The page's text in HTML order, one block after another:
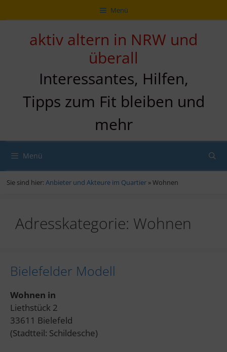
Inhalt
zur
Navigation
Inhalt
Menü
aktiv altern in NRW und
überall
Interessantes, Hilfen,
Tipps zum Fit bleiben und
mehr
Menü
Sie sind hier: Anbieter und Akteure im Quartier »Wohnen
Adresskategorie: Wohnen
Bielefelder Modell
Wohnen in
Liethstück 2
33611 Bielefeld
(Stadtteil: Schildesche)